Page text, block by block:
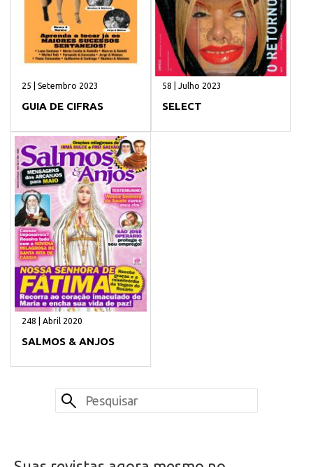
25 | Setembro 2023
GUIA DE CIFRAS
58 | Julho 2023
SELECT
248 | Abril 2020
SALMOS & ANJOS